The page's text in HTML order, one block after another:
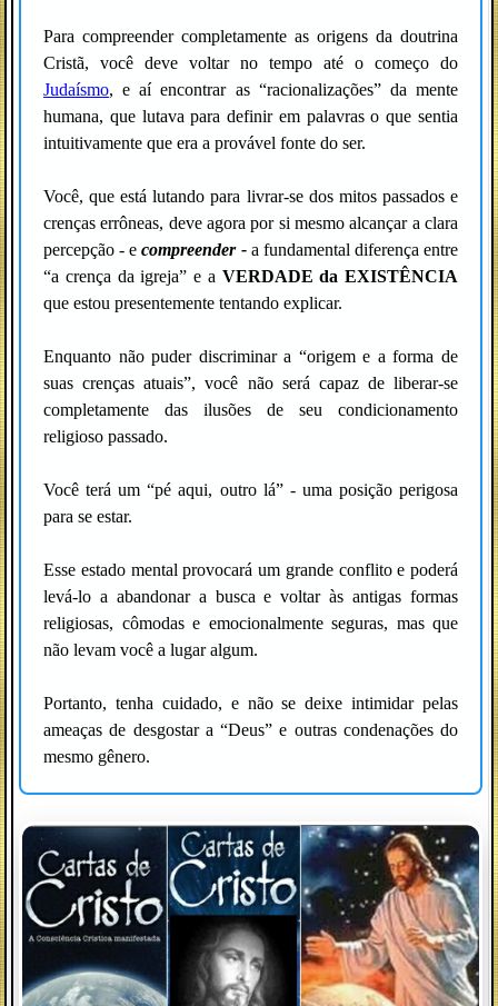
Para compreender completamente as origens da doutrina
Cristã, você deve voltar no tempo até o começo do
Judaísmo, e aí encontrar as “racionalizações” da mente
humana, que lutava para definir em palavras o que sentia
intuitivamente que era a provável fonte do ser.
Você, que está lutando para livrar-se dos mitos passados e
crenças errôneas, deve agora por si mesmo alcançar a clara
percepção - ecompreender -a fundamental diferença entre
“a crença da igreja” e a VERDADE da EXISTÊNCIA
que estou presentemente tentando explicar.
Enquanto não puder discriminar a “origem e a forma de
suas crenças atuais”, você não será capaz de liberar-se
completamente das ilusões de seu condicionamento
religioso passado.
Você terá um “pé aqui, outro lá” - uma posição perigosa
para se estar.
Esse estado mental provocará um grande conflito e poderá
levá-lo a abandonar a busca e voltar às antigas formas
religiosas, cômodas e emocionalmente seguras, mas que
não levam você a lugar algum.
Portanto, tenha cuidado, e não se deixe intimidar pelas
ameaças de desgostar a “Deus” e outras condenações do
mesmo gênero.